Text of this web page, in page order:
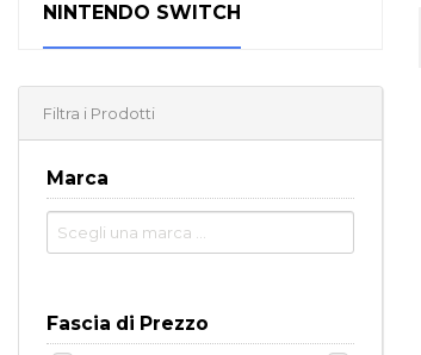
NINTENDO SWITCH
Filtra i Prodotti
Marca
Fascia di Prezzo